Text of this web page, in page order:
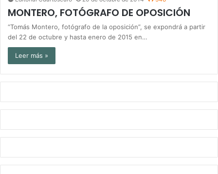
MONTERO, FOTÓGRAFO DE OPOSICIÓN
“Tomás Montero, fotógrafo de la oposición”, se expondrá a partir
del 22 de octubre y hasta enero de 2015 en…
Leer más »